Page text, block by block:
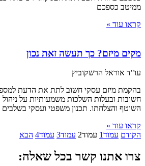
ממיטב כספכם
קראו עוד »
מקים מיזם? כך תעשה זאת נכון
עו"ד אוראל הרשקוביץ
בהקמת מיזם עסקי חשוב לתת את הדעת
חשובות ובעלות השלכות משמעותיות על
השוטף והצלחתו. תכנון משפטי ועסקי בשלבים
קראו עוד »
הקודם עמוד1 עמוד2 עמוד3 עמוד4 הבא
צרו אתנו קשר בכל שאלה: